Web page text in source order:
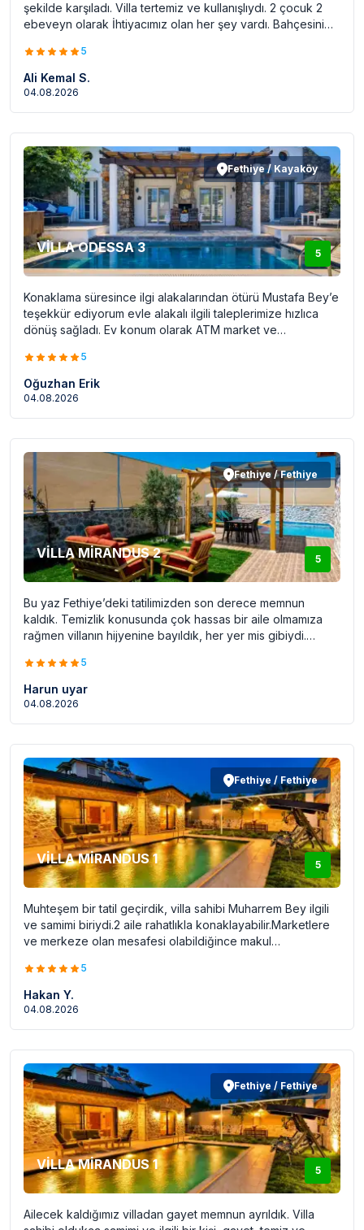
şekilde karşıladı. Villa tertemiz ve kullanışlıydı. 2 çocuk 2
ebeveyn olarak İhtiyacımız olan her şey vardı. Bahçesini
olması ve korunaklı yapılması bizim için avantajdı .Havuz
görevli tarafından hergün temizlenip kontrol edildi.Villanın
mimarisi güzeldi. Oldukça sessiz bir yerde ve dinlenmek
5
Ali Kemal S.
04.08.2026
Fethiye / Kayaköy
5
VİLLA ODESSA 3
Konaklama süresince ilgi alakalarından ötürü Mustafa Bey’e
teşekkür ediyorum evle alakalı ilgili taleplerimize hızlıca
dönüş sağladı. Ev konum olarak ATM market ve
korunaklı ziyaret etmeyi düşünen misafirlere burada
konaklamayı tavsiye ediyorum
5
Oğuzhan Erik
04.08.2026
Fethiye / Fethiye
5
VİLLA MİRANDUS 2
Bu yaz Fethiye’deki tatilimizden son derece memnun
kaldık. Temizlik konusunda çok hassas bir aile olmamıza
rağmen villanın hijyenine bayıldık, her yer mis gibiydi.
görünmemesi, gözlerden uzak tatil isteyenler için büyük bir
avantaj. Ev sahibi Muharrem Bey de her süreçte çok ilgili
ve yardımseverdi özellikle tekrar tekrar kendisine teşekkür
5
Harun uyar
04.08.2026
Fethiye / Fethiye
5
VİLLA MİRANDUS 1
Muhteşem bir tatil geçirdik, villa sahibi Muharrem Bey ilgili
ve samimi biriydi.2 aile rahatlıkla konaklayabilir.Marketlere
ve merkeze olan mesafesi olabildiğince makul
5
Hakan Y.
04.08.2026
Fethiye / Fethiye
5
VİLLA MİRANDUS 1
Ailecek kaldığımız villadan gayet memnun ayrıldık. Villa